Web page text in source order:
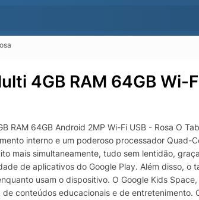
4GB RAM 64GB Wi-
RAM 64GB Android 2MP Wi-Fi USB - Rosa O
interno e um poderoso processador
mais simultaneamente, tudo sem lentidão,
de aplicativos do Google Play. Além disso, o
usam o dispositivo. O Google Kids
conteúdos educacionais e de entretenimento.